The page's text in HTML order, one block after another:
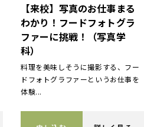
【来校】写真のお仕事まる
わかり！フードフォトグラ
ファーに挑戦！（写真学
科）
料理を美味しそうに撮影する、フー
ドフォトグラファーというお仕事を
体験...